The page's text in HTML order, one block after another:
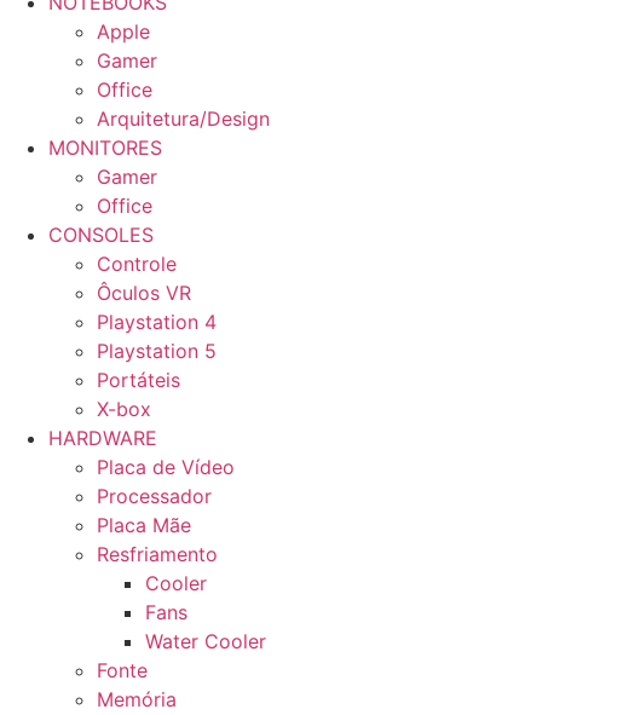
Apple
Gamer
Office
Arquitetura/Design
MONITORES
Gamer
Office
CONSOLES
Controle
Ôculos VR
Playstation 4
Playstation 5
Portáteis
X-box
HARDWARE
Placa de Vídeo
Processador
Placa Mãe
Resfriamento
Cooler
Fans
Water Cooler
Fonte
Memória